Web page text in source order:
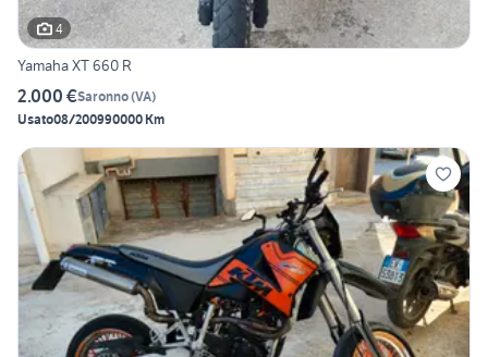
4
Yamaha XT 660 R
2.000 €Saronno(VA)
Usato08/200990000 Km